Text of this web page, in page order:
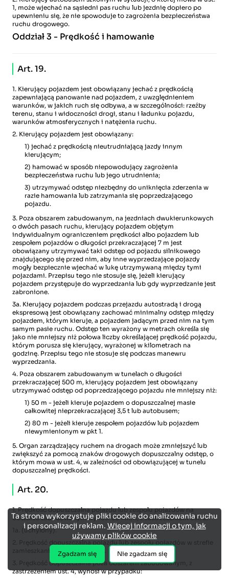
1, może wjechać na sąsiedni pas ruchu lub jezdnię dopiero po
upewnieniu się, że nie spowoduje to zagrożenia bezpieczeństwa
ruchu drogowego.
Oddział 3 - Prędkość i hamowanie
Art. 19.
1. Kierujący pojazdem jest obowiązany jechać z prędkością
zapewniającą panowanie nad pojazdem, z uwzględnieniem
warunków, w jakich ruch się odbywa, a w szczególności: rzeźby
terenu, stanu i widoczności drogi, stanu i ładunku pojazdu,
warunków atmosferycznych i natężenia ruchu.
2. Kierujący pojazdem jest obowiązany:
1) jechać z prędkością nieutrudniającą jazdy innym
kierującym;
2) hamować w sposób niepowodujący zagrożenia
bezpieczeństwa ruchu lub jego utrudnienia;
3) utrzymywać odstęp niezbędny do uniknięcia zderzenia w
razie hamowania lub zatrzymania się poprzedzającego
pojazdu.
3. Poza obszarem zabudowanym, na jezdniach dwukierunkowych
o dwóch pasach ruchu, kierujący pojazdem objętym
indywidualnym ograniczeniem prędkości albo pojazdem lub
zespołem pojazdów o długości przekraczającej 7 m jest
obowiązany utrzymywać taki odstęp od pojazdu silnikowego
znajdującego się przed nim, aby inne wyprzedzające pojazdy
mogły bezpiecznie wjechać w lukę utrzymywaną między tymi
pojazdami. Przepisu tego nie stosuje się, jeżeli kierujący
pojazdem przystępuje do wyprzedzania lub gdy wyprzedzanie jest
zabronione.
3a. Kierujący pojazdem podczas przejazdu autostradą i drogą
ekspresową jest obowiązany zachować minimalny odstęp między
pojazdem, którym kieruje, a pojazdem jadącym przed nim na tym
samym pasie ruchu. Odstęp ten wyrażony w metrach określa się
jako nie mniejszy niż połowa liczby określającej prędkość pojazdu,
którym porusza się kierujący, wyrażonej w kilometrach na
godzinę. Przepisu tego nie stosuje się podczas manewru
wyprzedzania.
4. Poza obszarem zabudowanym w tunelach o długości
przekraczającej 500 m, kierujący pojazdem jest obowiązany
utrzymywać odstęp od poprzedzającego pojazdu nie mniejszy niż:
1) 50 m - jeżeli kieruje pojazdem o dopuszczalnej masie
całkowitej nieprzekraczającej 3,5 t lub autobusem;
2) 80 m - jeżeli kieruje zespołem pojazdów lub pojazdem
niewymienionym w pkt 1.
5. Organ zarządzający ruchem na drogach może zmniejszyć lub
zwiększyć za pomocą znaków drogowych dopuszczalny odstęp, o
którym mowa w ust. 4, w zależności od obowiązującej w tunelu
dopuszczalnej prędkości.
Art. 20.
1. Prędkość dopuszczalna pojazdu lub zespołu pojazdów na
obszarze zabudowanym wynosi 50 km/h, z zastrzeżeniem ust. 2.
1a. (uchylony).
2. Prędkość dopuszczalna pojazdu lub zespołu pojazdów w strefie
zamieszkania wynosi 20 km/h.
3. Prędkość dopuszczalna poza obszarem zabudowanym, z
zastrzeżeniem ust. 4, wynosi w przypadku:
Ta strona wykorzystuje pliki cookie do analizowania ruchu
i personalizacji reklam. Więcej informacji o tym, jak
używamy plików cookie
Zgadzam się Nie zgadzam się